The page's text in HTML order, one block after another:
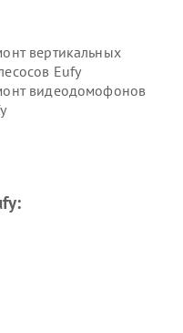
вертикальных
Eufy
видеодомофонов